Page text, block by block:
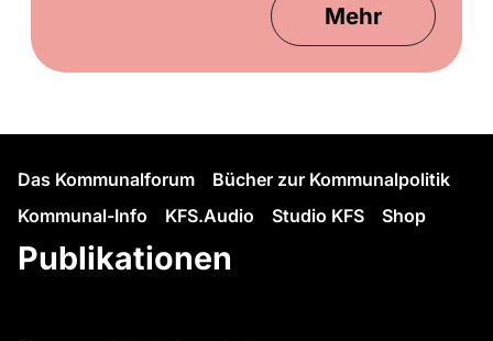
Mehr
Das Kommunalforum
Bücher zur Kommunalpolitik
Kommunal-Info
KFS.Audio Studio KFS Shop
Publikationen